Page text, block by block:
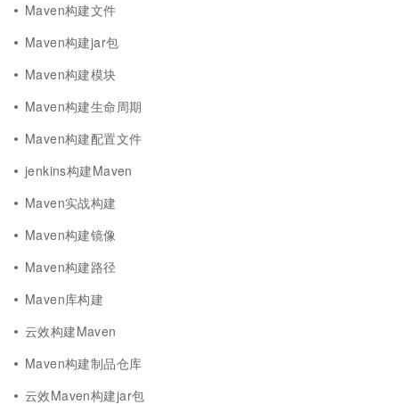
Maven构建文件
Maven构建jar包
Maven构建模块
Maven构建生命周期
Maven构建配置文件
jenkins构建Maven
Maven实战构建
Maven构建镜像
Maven构建路径
Maven库构建
云效构建Maven
Maven构建制品仓库
云效Maven构建jar包